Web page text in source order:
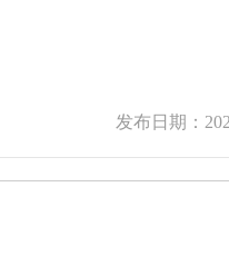
发布日期：